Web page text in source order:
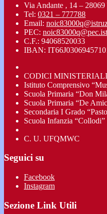
Via Andante , 14 – 28069
Tel: 0321 – 777788
Email:
PEC:
C.F.: 94068520033
IBAN:
CODICI MINISTERIALI
Istituto Comprensivo
Scuola Primaria “Don
Scuola Primaria “De
Secondaria I Grado
Scuola Infanzia
C. U. UFQMWC
Seguici su
Facebook
Instagram
Sezione Link Utili